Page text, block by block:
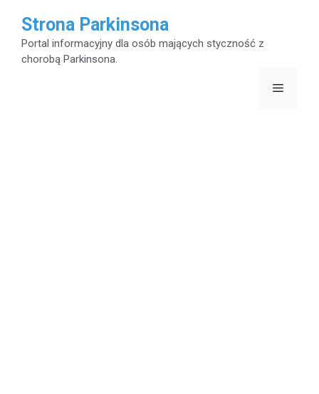
treści
Strona Parkinsona
Portal informacyjny dla osób mających styczność z
chorobą Parkinsona.
Menu